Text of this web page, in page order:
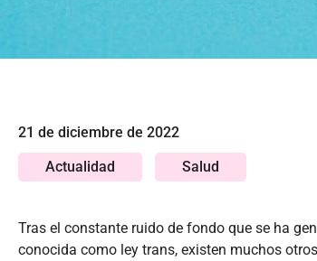
21 de diciembre de 2022
Actualidad
Salud
Tras el constante ruido de fondo que se ha
conocida como ley trans, existen muchos